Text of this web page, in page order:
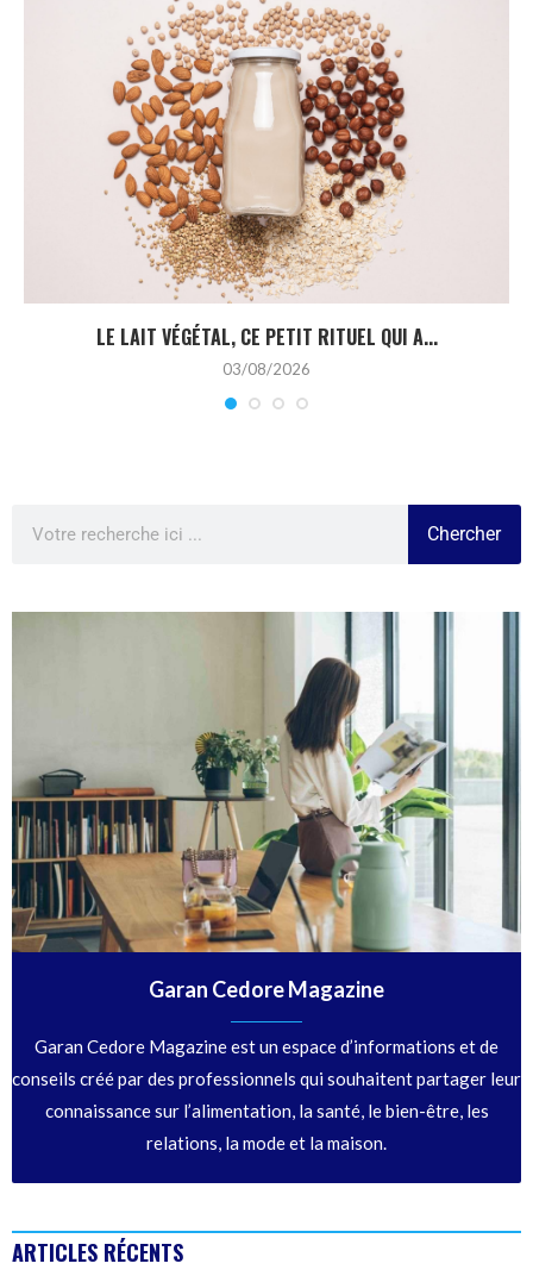
LE LAIT VÉGÉTAL, CE PETIT RITUEL QUI A...
03/08/2026
Chercher
Garan Cedore Magazine
Garan Cedore Magazine est un espace d’informations et de
conseils créé par des professionnels qui souhaitent partager leur
connaissance sur l’alimentation, la santé, le bien-être, les
relations, la mode et la maison.
ARTICLES RÉCENTS